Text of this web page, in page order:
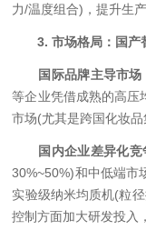
力/温度组合)，提升生
​​3. 市场格局：国产
​国际品牌主导市场​
等企业凭借成熟的高压
市场(尤其是跨国化妆品
国内企业差异化竞
30%~50%)和中低端
实验级纳米均质机(粒
控制方面加大研发投入